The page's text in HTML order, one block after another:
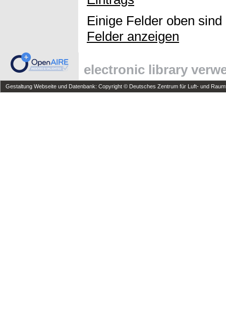
Einige Felder oben
Felder anzeigen
electronic library
Gestaltung Webseite und Datenbank: Copyright © Deutsches Zentrum für Luft- und